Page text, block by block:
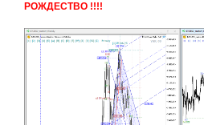
РОЖДЕСТВО !!!!